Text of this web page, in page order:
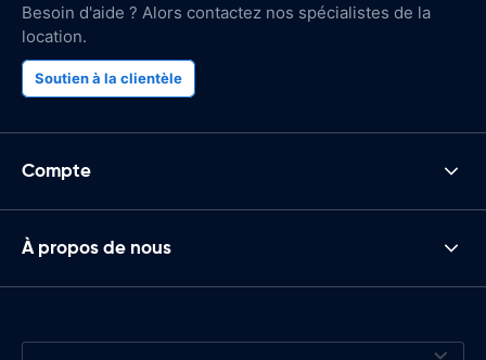
Besoin d'aide ? Alors contactez nos spécialistes de la
location.
Soutien à la clientèle
Compte
À propos de nous